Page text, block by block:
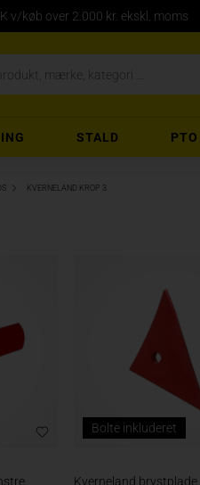
v/køb over 2.000 kr. ekskl. moms
STALD PTO
KVERNELAND KROP 3
Bolte inkluderet
Kverneland brystplade